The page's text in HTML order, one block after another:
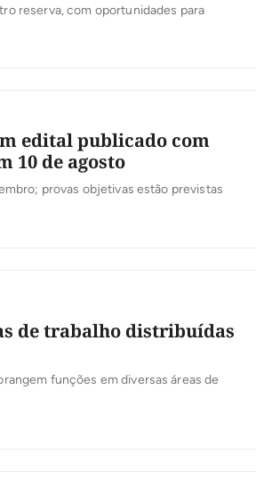
reserva, com oportunidades para
edital publicado com
10 de agosto
provas objetivas estão previstas
de trabalho distribuídas
funções em diversas áreas de